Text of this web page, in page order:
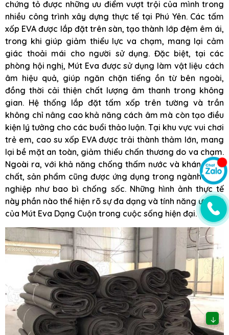
chứng tỏ được những ưu điểm vượt trội của mình trong
nhiều công trình xây dựng thực tế tại Phú Yên. Các tấm
xốp EVA được lắp đặt trên sàn, tạo thành lớp đệm êm ái,
trong khi giúp giảm thiểu lực va chạm, mang lại cảm
giác thoải mái cho người sử dụng. Đặc biệt, tại các
phòng hội nghị, Mút Eva được sử dụng làm vật liệu cách
âm hiệu quả, giúp ngăn chặn tiếng ồn từ bên ngoài,
đồng thời cải thiện chất lượng âm thanh trong không
gian. Hệ thống lắp đặt tấm xốp trên tường và trần
không chỉ nâng cao khả năng cách âm mà còn tạo điều
kiện lý tưởng cho các buổi thảo luận. Tại khu vực vui chơi
trẻ em, cao su xốp EVA được trải thành thảm lớn, mang
lại bề mặt an toàn, giảm thiểu chấn thương do va chạm.
Ngoài ra, với khả năng chống thấm nước và kháng hóa
chất, sản phẩm cũng được ứng dụng trong ngành công
nghiệp như bao bì chống sốc. Những hình ảnh thực tế
này phần nào thể hiện rõ sự đa dạng và tính năng ưu việt
của Mút Eva Dạng Cuộn trong cuộc sống hiện đại.
↓